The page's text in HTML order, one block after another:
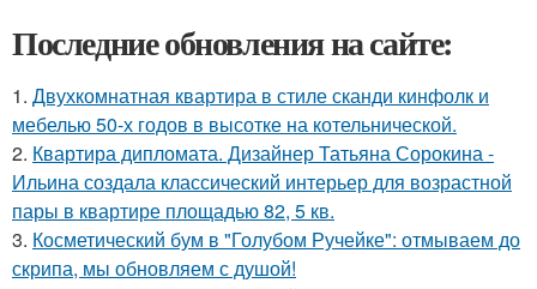
Последние обновления на сайте:
1. Двухкомнатная квартира в стиле сканди кинфолк и
мебелью 50-х годов в высотке на котельнической.
2. Квартира дипломата. Дизайнер Татьяна Сорокина -
Ильина создала классический интерьер для возрастной
пары в квартире площадью 82, 5 кв.
3. Косметический бум в "Голубом Ручейке": отмываем до
скрипа, мы обновляем с душой!